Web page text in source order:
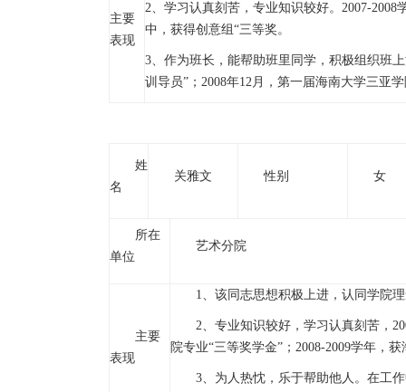
主要
表现
2、学习认真刻苦，专业知识较好。2007-2008
中，获得创意组“三等奖。
3、作为班长，能帮助班里同学，积极组织班
训导员”；2008年12月，第一届海南大学三亚
姓
名
关雅文 性别 女
所在
单位
艺术分院
主要
表现
1、该同志思想积极上进，认同学院
2、专业知识较好，学习认真刻苦，
院专业“三等奖学金”；2008-2009学年，
3、为人热忱，乐于帮助他人。在工